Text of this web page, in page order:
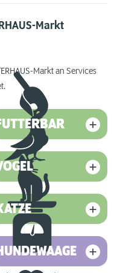
Markt
Markt an Services